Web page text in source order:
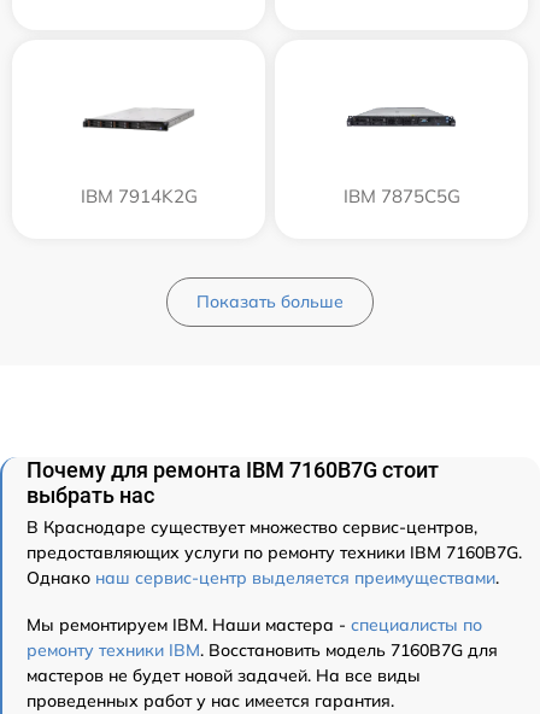
IBM 7914K2G IBM 7875C5G
Показать больше
Почему для ремонта IBM 7160B7G стоит
выбрать нас
В Краснодаре существует множество сервис-центров,
предоставляющих услуги по ремонту техники IBM 7160B7G.
Однако наш сервис-центр выделяется преимуществами.
Мы ремонтируем IBM. Наши мастера - специалисты по
ремонту техники IBM. Восстановить модель 7160B7G для
мастеров не будет новой задачей. На все виды
проведенных работ у нас имеется гарантия.